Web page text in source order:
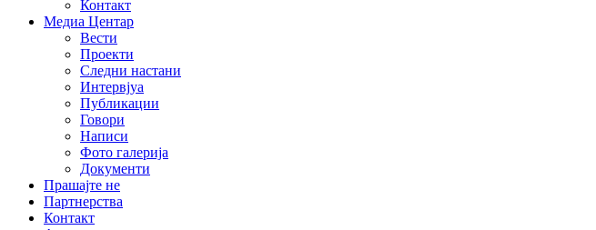
Контакт
Медиа Центар
Вести
Проекти
Следни настани
Интервјуа
Публикации
Говори
Написи
Фото галерија
Документи
Прашајте не
Партнерства
Контакт